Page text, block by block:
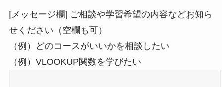
[メッセージ欄] ご相談や学習希望の内容などお知ら
せください（空欄も可）
（例）どのコースがいいかを相談したい
（例）VLOOKUP関数を学びたい